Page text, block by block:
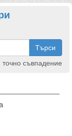
Търси
точно съвпадение